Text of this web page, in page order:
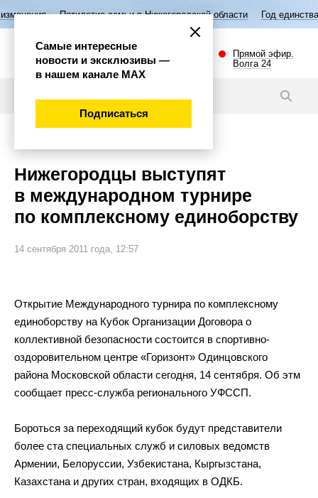
семьи в Нижегородской области Год единства народов
Прямой эфир.
Волга 24
Нижегородцы выступят
в международном турнире
по комплексному единоборству
14 сентября 2011 года, 12:57
Открытие Международного турнира по комплексному
единоборству на Кубок Организации Договора о
коллективной безопасности состоится в спортивно-
оздоровительном центре «Горизонт» Одинцовского
района Московской области сегодня, 14 сентября. Об этм
сообщает пресс-служба регионального УФССП.
Бороться за переходящий кубок будут представители
более ста специальных служб и силовых ведомств
Армении, Белоруссии, Узбекистана, Кыргызстана,
Казахстана и других стран, входящих в ОДКБ.
Самые интересные
новости и эксклюзивы —
в нашем канале МАХ
Подписаться